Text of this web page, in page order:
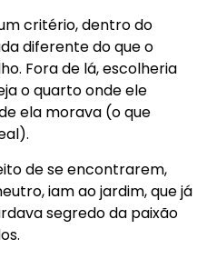
critério, dentro do
diferente do que o
Fora de lá, escolheria
o quarto onde ele
ela morava (o que
de se encontrarem,
iam ao jardim, que já
segredo da paixão